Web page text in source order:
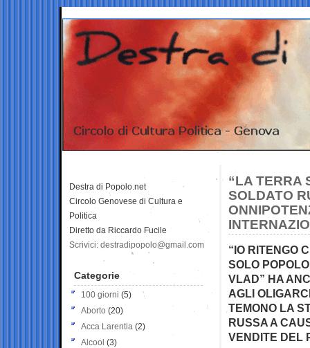
“LA TERRA
SOLDATO
“IO RITENGO
SOLO
VLAD” HA
AGLI
TEMONO LA
RUSSA A
VENDITE DEL
Destra di Popolo.net
Circolo Genovese di Cultura e
Politica
Diretto da Riccardo Fucile
Scrivici: destradipopolo@gmail.com
Categorie
100 giorni (5)
Aborto (20)
Acca Larentia (2)
Alcool (3)